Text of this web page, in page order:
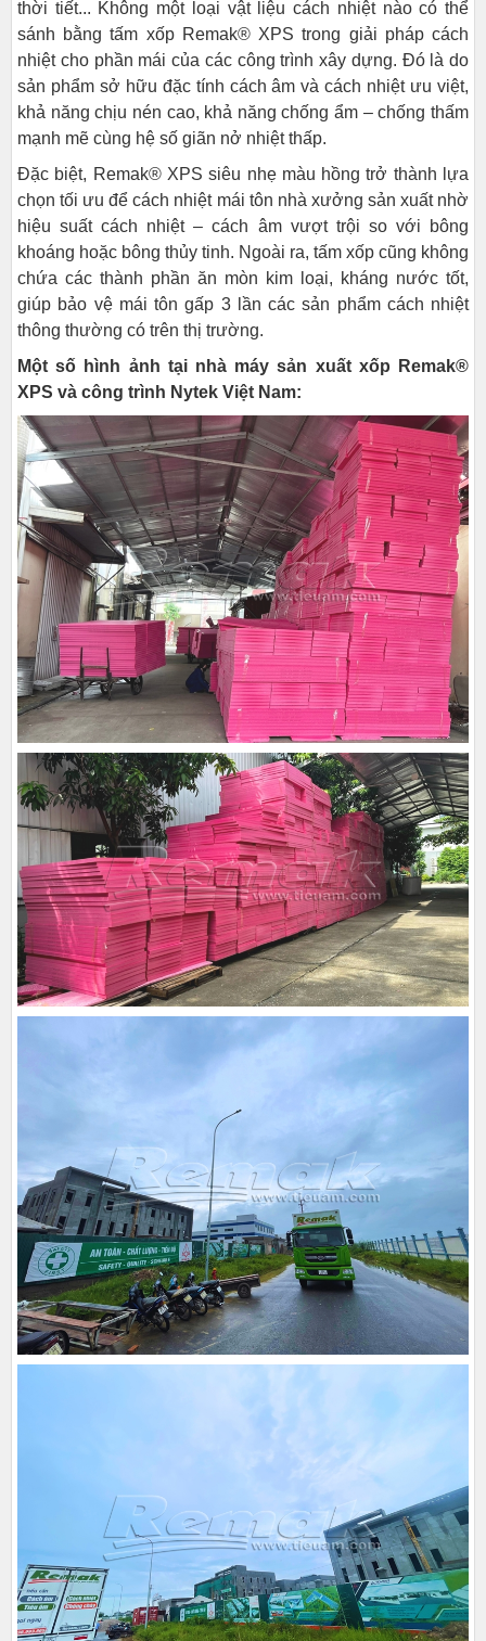
thời tiết... Không một loại vật liệu cách nhiệt nào có thể
sánh bằng tấm xốp Remak® XPS trong giải pháp cách
nhiệt cho phần mái của các công trình xây dựng. Đó là do
sản phẩm sở hữu đặc tính cách âm và cách nhiệt ưu việt,
khả năng chịu nén cao, khả năng chống ẩm – chống thấm
mạnh mẽ cùng hệ số giãn nở nhiệt thấp.
Đặc biệt, Remak® XPS siêu nhẹ màu hồng trở thành lựa
chọn tối ưu để cách nhiệt mái tôn nhà xưởng sản xuất nhờ
hiệu suất cách nhiệt – cách âm vượt trội so với bông
khoáng hoặc bông thủy tinh. Ngoài ra, tấm xốp cũng không
chứa các thành phần ăn mòn kim loại, kháng nước tốt,
giúp bảo vệ mái tôn gấp 3 lần các sản phẩm cách nhiệt
thông thường có trên thị trường.
Một số hình ảnh tại nhà máy sản xuất xốp
Remak®
XPS và công trình Nytek Việt Nam: